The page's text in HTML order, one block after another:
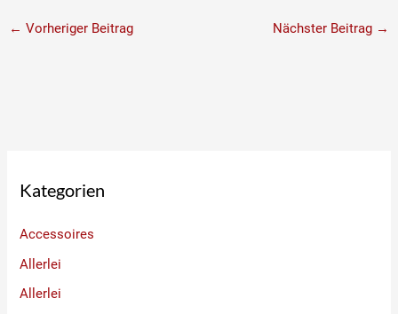
← Vorheriger Beitrag Nächster Beitrag →
Kategorien
Accessoires
Allerlei
Allerlei